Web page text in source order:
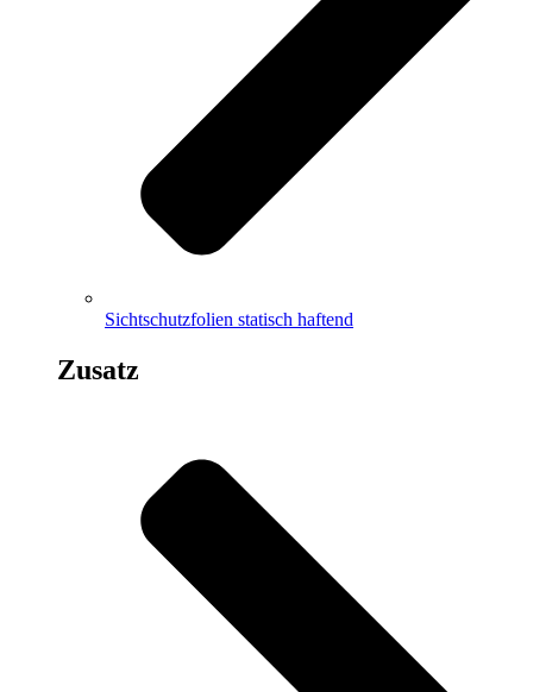
Sichtschutzfolien statisch haftend
Zusatz